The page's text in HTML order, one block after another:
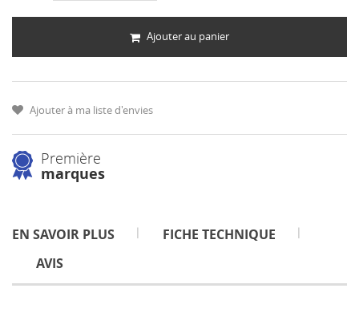
Ajouter au panier
Ajouter à ma liste d'envies
Première
marques
EN SAVOIR PLUS
FICHE TECHNIQUE
AVIS